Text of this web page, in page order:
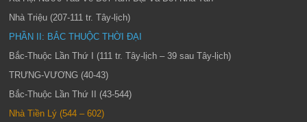
Nhà Triệu (207-111 tr. Tây-lịch)
PHẦN II: BẮC THUỘC THỜI ĐẠI
Bắc-Thuộc Lần Thứ I (111 tr. Tây-lịch – 39 sau Tây-lịch)
TRƯNG-VƯƠNG (40-43)
Bắc-Thuộc Lần Thứ II (43-544)
Nhà Tiền Lý (544 – 602)